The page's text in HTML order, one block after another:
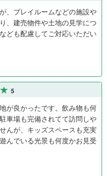
、プレイルームなどの施設や
、建売物件や土地の見学につ
ども配慮してご対応いただい
5
が良かったです。飲み物も何
車場も完備されてて訪問しや
んが、キッズスペースも充実
んでいる光景も何度かお見受